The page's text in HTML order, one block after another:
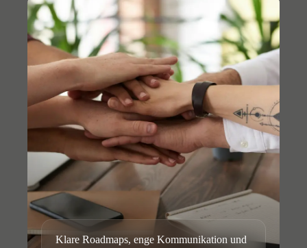
Klare Roadmaps, enge Kommunikation und